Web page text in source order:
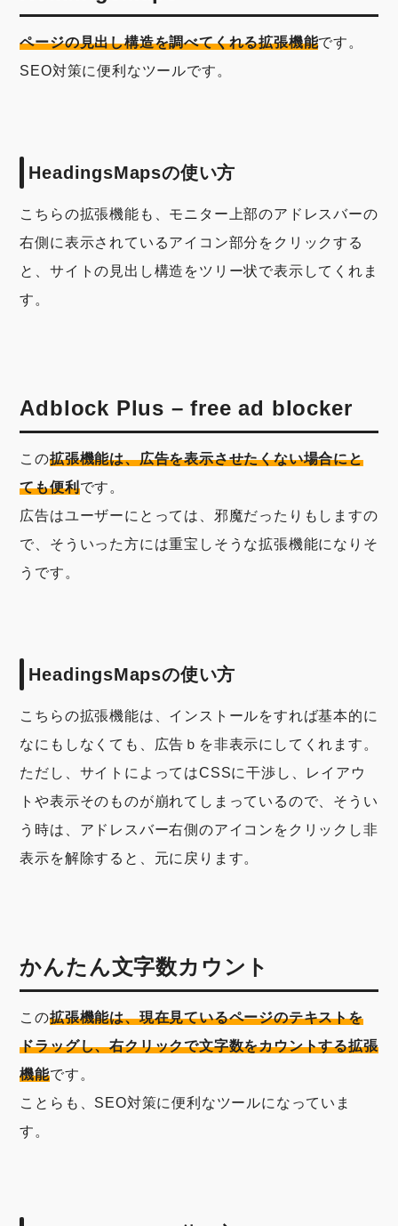
ページの見出し構造を調べてくれる拡張機能です。
SEO対策に便利なツールです。
HeadingsMapsの使い方
こちらの拡張機能も、モニター上部のアドレスバーの
右側に表示されているアイコン部分をクリックする
と、サイトの見出し構造をツリー状で表示してくれま
す。
Adblock Plus – free ad blocker
この拡張機能は、広告を表示させたくない場合にと
ても便利です。
広告はユーザーにとっては、邪魔だったりもしますの
で、そういった方には重宝しそうな拡張機能になりそ
うです。
HeadingsMapsの使い方
こちらの拡張機能は、インストールをすれば基本的に
なにもしなくても、広告ｂを非表示にしてくれます。
ただし、サイトによってはCSSに干渉し、レイアウ
トや表示そのものが崩れてしまっているので、そうい
う時は、アドレスバー右側のアイコンをクリックし非
表示を解除すると、元に戻ります。
かんたん文字数カウント
この拡張機能は、現在見ているページのテキストを
ドラッグし、右クリックで文字数をカウントする拡張
機能です。
ことらも、SEO対策に便利なツールになっていま
す。